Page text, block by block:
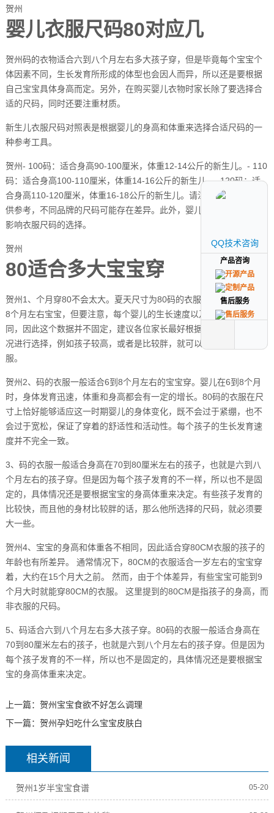
贺州
婴儿衣服尺码80对应几
贺州码的衣物适合六到八个月左右多大孩子穿，但是毕竟每个宝宝个
体因素不同，生长发育所形成的体型也会因人而异，所以还是要根据
自己宝宝具体身高而定。另外，在购买婴儿衣物时家长除了要选择合
适的尺码，同时还要注重材质。
新生儿衣服尺码对照表是根据婴儿的身高和体重来选择合适尺码的一
种参考工具。
贺州- 100码：适合身高90-100厘米，体重12-14公斤的新生儿。- 110
码：适合身高100-110厘米，体重14-16公斤的新生儿。- 120码：适
合身高110-120厘米，体重16-18公斤的新生儿。请注意，上述尺码仅
供参考，不同品牌的尺码可能存在差异。此外，婴儿的生长速度也会
影响衣服尺码的选择。
贺州
80适合多大宝宝穿
贺州1、个月穿80不会太大。夏天尺寸为80码的衣服一般比较适合6至
8个月左右宝宝，但要注意，每个婴儿的生长速度以及身高体重都不相
同，因此这个数据并不固定，建议各位家长最好根据自家小孩具体情
况进行选择，例如孩子较高，或者是比较胖，就可以买大一码的衣
服。
贺州2、码的衣服一般适合6到8个月左右的宝宝穿。婴儿在6到8个月
时，身体发育迅速，体重和身高都会有一定的增长。80码的衣服在尺
寸上恰好能够适应这一时期婴儿的身体变化，既不会过于紧绷，也不
会过于宽松，保证了穿着的舒适性和活动性。每个孩子的生长发育速
度并不完全一致。
3、码的衣服一般适合身高在70到80厘米左右的孩子，也就是六到八
个月左右的孩子穿。但是因为每个孩子发育的不一样，所以也不是固
定的，具体情况还是要根据宝宝的身高体重来决定。有些孩子发育的
比较快，而且他的身材比较胖的话，那么他所选择的尺码，就必须要
大一些。
贺州4、宝宝的身高和体重各不相同，因此适合穿80CM衣服的孩子的
年龄也有所差异。 通常情况下，80CM的衣服适合一岁左右的宝宝穿
着，大约在15个月大之前。 然而，由于个体差异，有些宝宝可能到9
个月大时就能穿80CM的衣服。 这里提到的80CM是指孩子的身高，而
非衣服的尺码。
5、码适合六到八个月左右多大孩子穿。80码的衣服一般适合身高在
70到80厘米左右的孩子，也就是六到八个月左右的孩子穿。但是因为
每个孩子发育的不一样，所以也不是固定的，具体情况还是要根据宝
宝的身高体重来决定。
上一篇： 贺州宝宝食欲不好怎么调理
下一篇： 贺州孕妇吃什么宝宝皮肤白
相关新闻
贺州1岁半宝宝食谱 05-20
QQ技术咨询
产品咨询
售后服务
QQ技术咨询
产品咨询
售后服务